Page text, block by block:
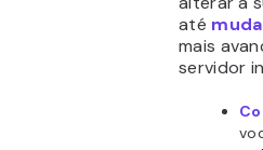
até
mais
servidor